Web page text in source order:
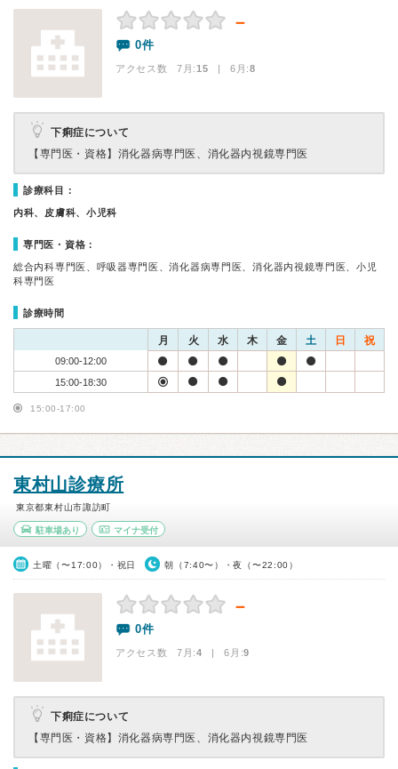
－
0件
アクセス数 7月:15 | 6月:8
下痢症について
【専門医・資格】 消化器病専門医、消化器内視鏡専門医
診療科目：
内科、皮膚科、小児科
専門医・資格：
総合内科専門医、呼吸器専門医、消化器病専門医、消化器内視鏡専門医、小児
科専門医
診療時間
月 火 水 木 金 土 日 祝
09:00-12:00
15:00-18:30
15:00-17:00
東村山診療所
東京都東村山市諏訪町
駐車場あり マイナ受付
土曜（〜17:00）・祝日 朝（7:40〜）・夜（〜22:00）
－
0件
アクセス数 7月:4 | 6月:9
下痢症について
【専門医・資格】 消化器病専門医、消化器内視鏡専門医